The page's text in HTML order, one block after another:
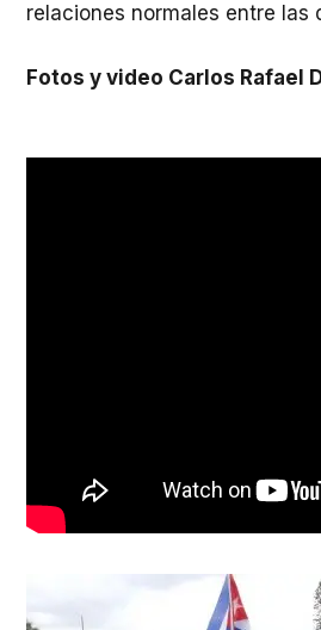
relaciones normales entre las
Fotos y video Carlos Rafael